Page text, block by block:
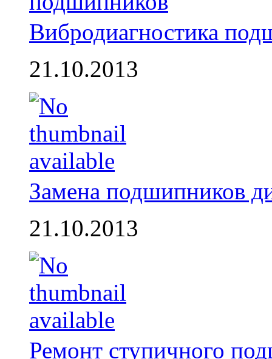
Вибродиагностика
21.10.2013
Замена подшипников
21.10.2013
Ремонт ступичного